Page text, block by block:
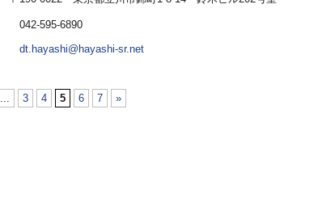
042-595-6890
dt.hayashi@hayashi-sr.net
... 3 4 5 6 7 »